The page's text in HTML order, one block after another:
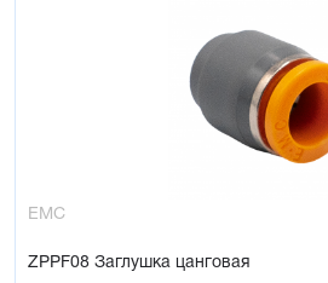
EMC
ZPPF08 Заглушка цанговая